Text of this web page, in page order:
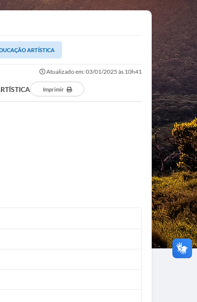
ARTÍSTICA
Atualizado em: 03/01/2025 às 10h41
Imprimir